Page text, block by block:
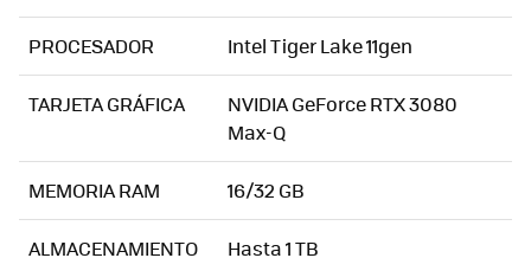
PROCESADOR Intel Tiger Lake 11gen
TARJETA GRÁFICA
NVIDIA GeForce RTX 3080
Max-Q
MEMORIA RAM 16/32 GB
ALMACENAMIENTO
Hasta 1 TB